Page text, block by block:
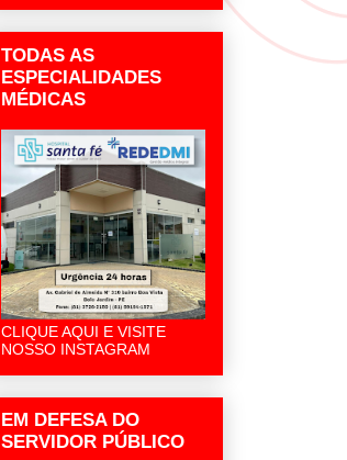
TODAS AS
ESPECIALIDADES
MÉDICAS
CLIQUE AQUI E VISITE
NOSSO INSTAGRAM
EM DEFESA DO
SERVIDOR PÚBLICO